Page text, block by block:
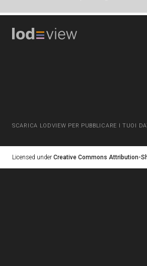
SCARICA LODVIEW PER PUBBLICARE I TUOI
Licensed under Creative Commons Attribution-